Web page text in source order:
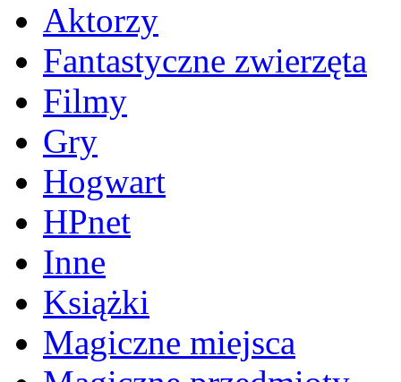
Aktorzy
Fantastyczne zwierzęta
Filmy
Gry
Hogwart
HPnet
Inne
Książki
Magiczne miejsca